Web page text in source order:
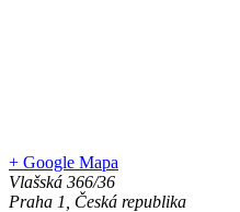
+ Google Mapa
Vlašská 366/36
Praha 1
Česká republika